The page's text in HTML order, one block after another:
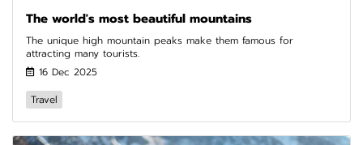
The world's most beautiful mountains
The unique high mountain peaks make them famous for
attracting many tourists.
16 Dec 2025
Travel